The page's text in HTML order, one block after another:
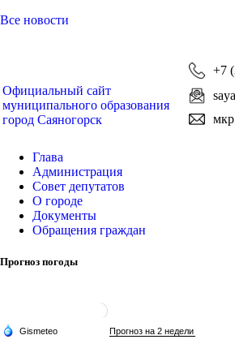
Все новости
Официальный сайт
муниципального образования
город Саяногорск
+7
Глава
Администрация
Совет депутатов
О городе
Документы
Обращения граждан
Прогноз погоды